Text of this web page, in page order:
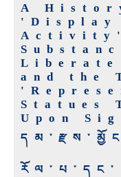
A
'Display
Activity'
Liberate
and the
Statues
Upon